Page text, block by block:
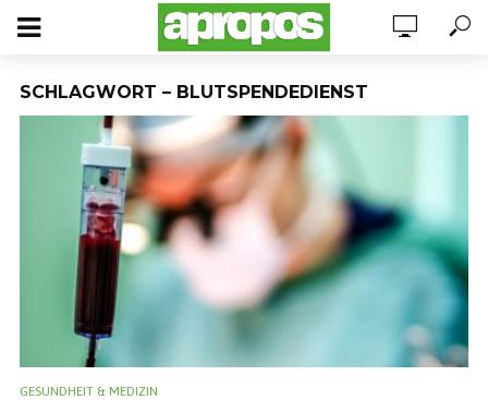
SCHLAGWORT – BLUTSPENDEDIENST
GESUNDHEIT & MEDIZIN